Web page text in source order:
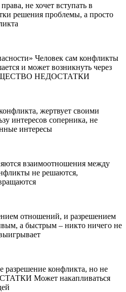
не хочет вступать в
решения проблемы, а просто
Человек сам конфликты
и может возникнуть через
НЕДОСТАТКИ
жертвует своими
интересов соперника, не
интересы
взаимоотношения между
не решаются,
отношений, и разрешением
а быстрым – никто ничего не
конфликта, но не
Может накапливаться